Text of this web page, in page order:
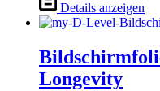
Details anzeigen
Longevity